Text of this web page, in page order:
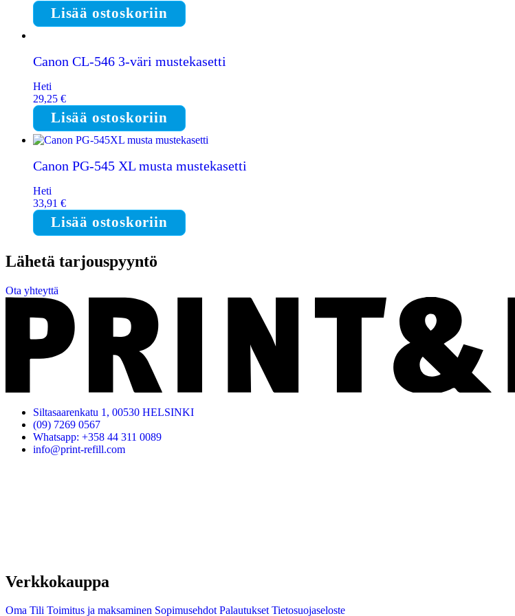
Lisää ostoskoriin
Canon CL-546 3-väri mustekasetti
Heti
29,25 €
Lisää ostoskoriin
Canon PG-545 XL musta mustekasetti
Heti
33,91 €
Lisää ostoskoriin
Lähetä tarjouspyyntö
Ota yhteyttä
Siltasaarenkatu 1, 00530 HELSINKI
(09) 7269 0567
Whatsapp: +358 44 311 0089
info@print-refill.com
Verkkokauppa
Oma Tili Toimitus ja maksaminen SopimusehdotPalautuksetTietosuojaseloste